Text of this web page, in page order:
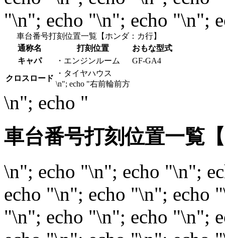
"\n"; echo "\n"; echo "\n";
車台番号打刻位置一覧【ホンダ：カ行】
通称名
打刻位置
おもな型式
キャパ
・エンジンルーム GF-GA4
クロスロード
・タイヤハウス
\n"; echo "右前輪前方
\n"; echo "
車台番号打刻位置一覧
\n"; echo "\n"; echo "\n";
echo "\n"; echo "\n"; echo
"\n"; echo "\n"; echo "\n";